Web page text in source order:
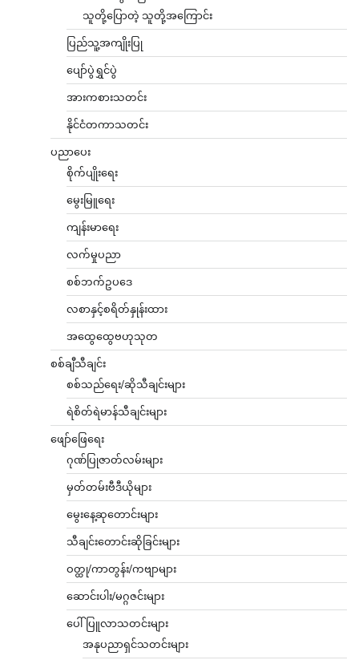
သူတို့ပြောတဲ့ သူတို့အကြောင်း
ပြည်သူ့အကျိုးပြု
ပျော်ပွဲရွှင်ပွဲ
အားကစားသတင်း
နိုင်ငံတကာသတင်း
ပညာပေး
စိုက်ပျိုးရေး
မွေးမြူရေး
ကျန်းမာရေး
လက်မှုပညာ
စစ်ဘက်ဥပဒေ
လစာနှင့်စရိတ်နှုန်းထား
အထွေထွေဗဟုသုတ
စစ်ချီသီချင်း
စစ်သည်ရေး/ဆိုသီချင်းများ
ရဲစိတ်ရဲမာန်သီချင်းများ
ဖျော်ဖြေရေး
ဂုဏ်ပြုဇာတ်လမ်းများ
မှတ်တမ်းဗီဒီယိုများ
မွေးနေ့ဆုတောင်းများ
သီချင်းတောင်းဆိုခြင်းများ
ဝတ္ထု/ကာတွန်း/ကဗျာများ
ဆောင်းပါး/မဂ္ဂဇင်းများ
ပေါ်ပြူလာသတင်းများ
အနုပညာရှင်သတင်းများ